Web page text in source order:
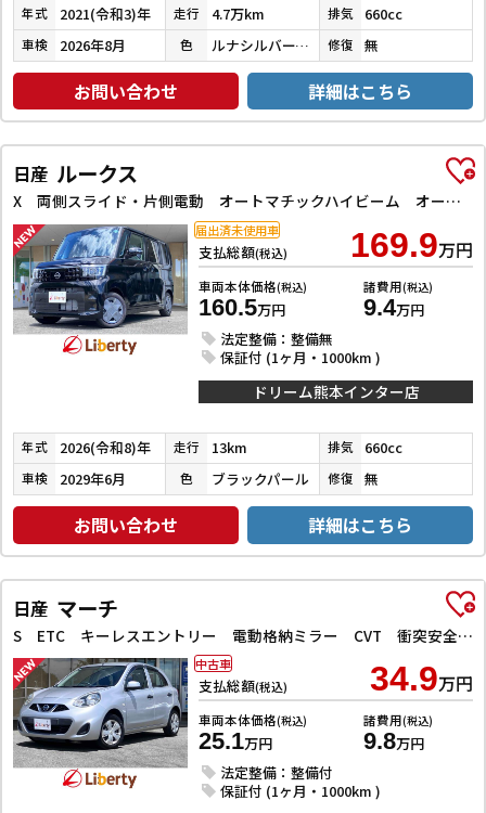
年式 2021(令和3)年 走行 4.7万km 排気 660cc
車検 2026年8月 色 ルナシルバーメタリック 修復 無
お問い合わせ 詳細はこちら
日産 ルークス
X 両側スライド・片側電動 オートマチックハイビーム オートライト スマートキー アイドリングストップ 電動格納ミラー ベンチシート CVT USB エアコン パワーステアリング パワーウィンドウ
支払総額(税込) 169.9万円
車両本体価格(税込)
160.5万円
諸費用(税込)
9.4万円
法定整備：整備無
保証付 (1ヶ月・1000km )
届出済未使用車
ドリーム熊本インター店
年式 2026(令和8)年 走行 13km 排気 660cc
車検 2029年6月 色 ブラックパール 修復 無
お問い合わせ 詳細はこちら
日産 マーチ
S ETC キーレスエントリー 電動格納ミラー CVT 衝突安全ボディ ABS ESC エアコン パワーステアリング パワーウィンドウ
支払総額(税込) 34.9万円
車両本体価格(税込)
25.1万円
諸費用(税込)
9.8万円
法定整備：整備付
保証付 (1ヶ月・1000km )
中古車